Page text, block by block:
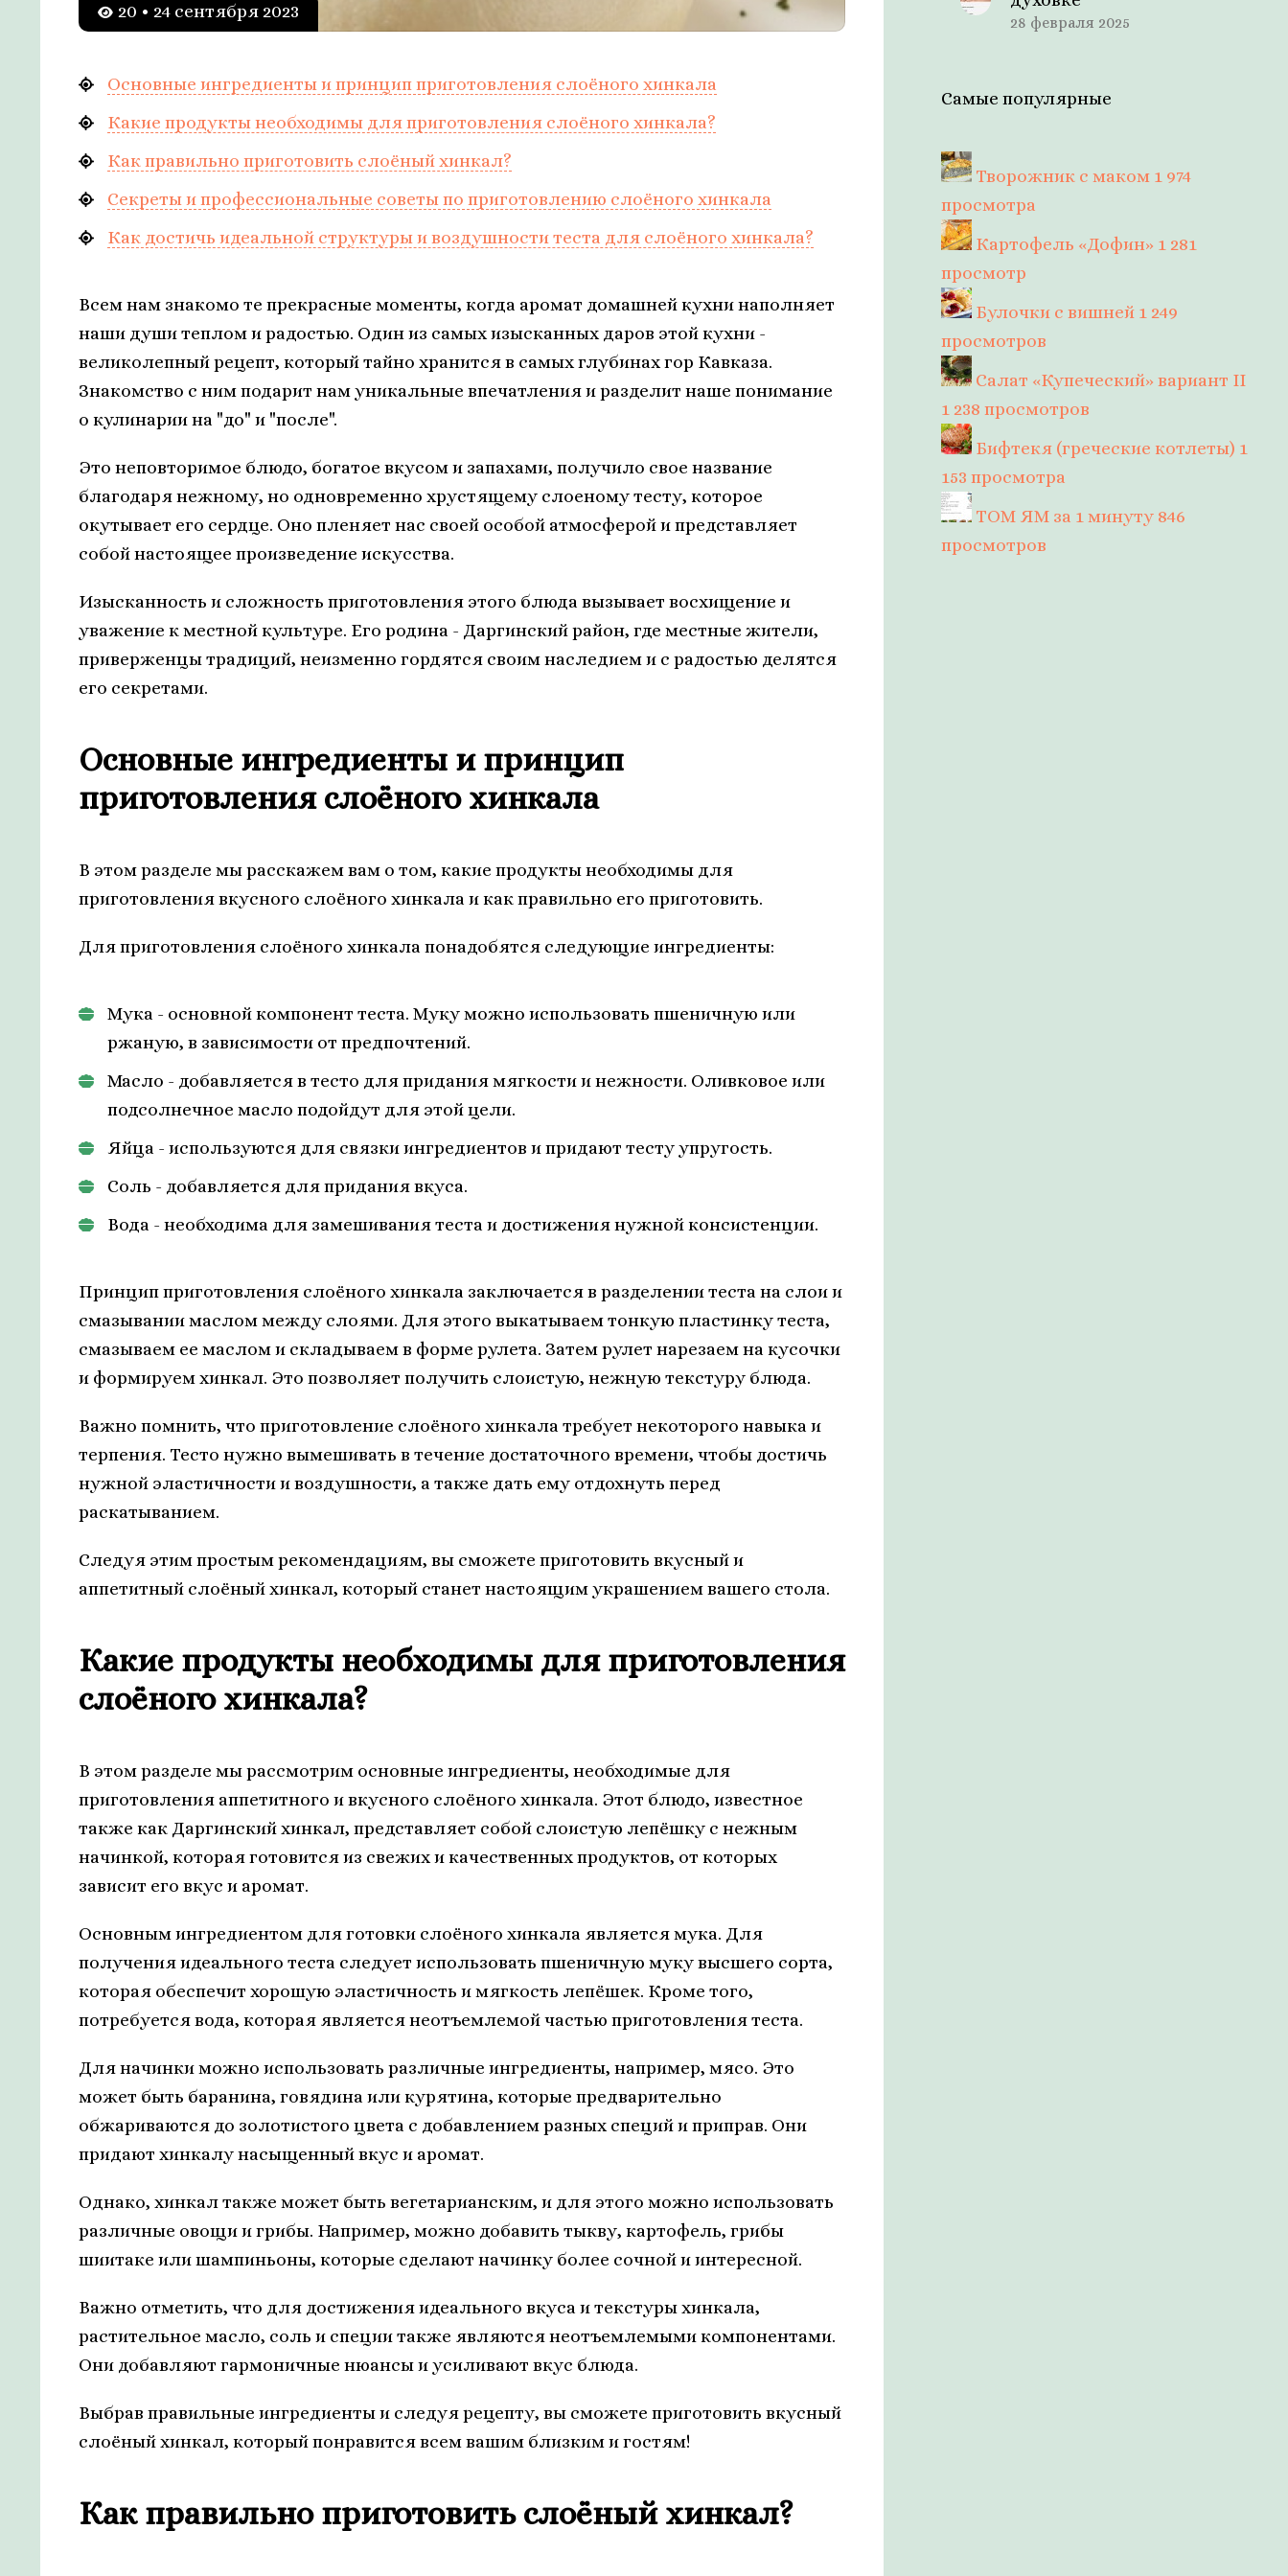
20 • 24 сентября 2023
Основные ингредиенты и принцип приготовления слоёного хинкала
Какие продукты необходимы для приготовления слоёного хинкала?
Как правильно приготовить слоёный хинкал?
Секреты и профессиональные советы по приготовлению слоёного хинкала
Как достичь идеальной структуры и воздушности теста для слоёного хинкала?
Всем нам знакомо те прекрасные моменты, когда аромат домашней кухни наполняет
наши души теплом и радостью. Один из самых изысканных даров этой кухни -
великолепный рецепт, который тайно хранится в самых глубинах гор Кавказа.
Знакомство с ним подарит нам уникальные впечатления и разделит наше понимание
о кулинарии на "до" и "после".
Это неповторимое блюдо, богатое вкусом и запахами, получило свое название
благодаря нежному, но одновременно хрустящему слоеному тесту, которое
окутывает его сердце. Оно пленяет нас своей особой атмосферой и представляет
собой настоящее произведение искусства.
Изысканность и сложность приготовления этого блюда вызывает восхищение и
уважение к местной культуре. Его родина - Даргинский район, где местные жители,
приверженцы традиций, неизменно гордятся своим наследием и с радостью делятся
его секретами.
Основные ингредиенты и принцип
приготовления слоёного хинкала
В этом разделе мы расскажем вам о том, какие продукты необходимы для
приготовления вкусного слоёного хинкала и как правильно его приготовить.
Для приготовления слоёного хинкала понадобятся следующие ингредиенты:
Мука - основной компонент теста. Муку можно использовать пшеничную или
ржаную, в зависимости от предпочтений.
Масло - добавляется в тесто для придания мягкости и нежности. Оливковое или
подсолнечное масло подойдут для этой цели.
Яйца - используются для связки ингредиентов и придают тесту упругость.
Соль - добавляется для придания вкуса.
Вода - необходима для замешивания теста и достижения нужной консистенции.
Принцип приготовления слоёного хинкала заключается в разделении теста на слои и
смазывании маслом между слоями. Для этого выкатываем тонкую пластинку теста,
смазываем ее маслом и складываем в форме рулета. Затем рулет нарезаем на кусочки
и формируем хинкал. Это позволяет получить слоистую, нежную текстуру блюда.
Важно помнить, что приготовление слоёного хинкала требует некоторого навыка и
терпения. Тесто нужно вымешивать в течение достаточного времени, чтобы достичь
нужной эластичности и воздушности, а также дать ему отдохнуть перед
раскатыванием.
Следуя этим простым рекомендациям, вы сможете приготовить вкусный и
аппетитный слоёный хинкал, который станет настоящим украшением вашего стола.
Какие продукты необходимы для приготовления
слоёного хинкала?
В этом разделе мы рассмотрим основные ингредиенты, необходимые для
приготовления аппетитного и вкусного слоёного хинкала. Этот блюдо, известное
также как Даргинский хинкал, представляет собой слоистую лепёшку с нежным
начинкой, которая готовится из свежих и качественных продуктов, от которых
зависит его вкус и аромат.
Основным ингредиентом для готовки слоёного хинкала является мука. Для
получения идеального теста следует использовать пшеничную муку высшего сорта,
которая обеспечит хорошую эластичность и мягкость лепёшек. Кроме того,
потребуется вода, которая является неотъемлемой частью приготовления теста.
Для начинки можно использовать различные ингредиенты, например, мясо. Это
может быть баранина, говядина или курятина, которые предварительно
обжариваются до золотистого цвета с добавлением разных специй и приправ. Они
придают хинкалу насыщенный вкус и аромат.
Однако, хинкал также может быть вегетарианским, и для этого можно использовать
различные овощи и грибы. Например, можно добавить тыкву, картофель, грибы
шиитаке или шампиньоны, которые сделают начинку более сочной и интересной.
Важно отметить, что для достижения идеального вкуса и текстуры хинкала,
растительное масло, соль и специи также являются неотъемлемыми компонентами.
Они добавляют гармоничные нюансы и усиливают вкус блюда.
Выбрав правильные ингредиенты и следуя рецепту, вы сможете приготовить вкусный
слоёный хинкал, который понравится всем вашим близким и гостям!
Как правильно приготовить слоёный хинкал?
28 февраля 2025
Самые популярные
Творожник с маком 1 974
просмотра
Картофель «Дофин» 1 281
просмотр
Булочки с вишней 1 249
просмотров
Салат «Купеческий» вариант II
1 238 просмотров
Бифтекя (греческие котлеты) 1
153 просмотра
ТОМ ЯМ за 1 минуту 846
просмотров